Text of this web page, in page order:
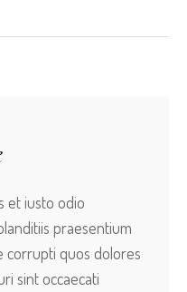
et iusto odio
praesentium
corrupti quos dolores
sint occaecati